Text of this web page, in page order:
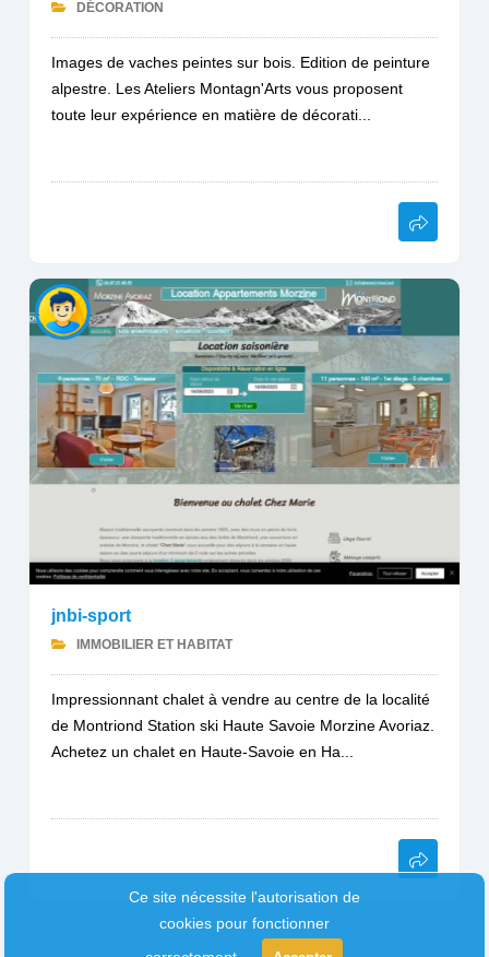
DÉCORATION
Images de vaches peintes sur bois. Edition de peinture
alpestre. Les Ateliers Montagn'Arts vous proposent
toute leur expérience en matière de décorati...
jnbi-sport
IMMOBILIER ET HABITAT
Impressionnant chalet à vendre au centre de la localité
de Montriond Station ski Haute Savoie Morzine Avoriaz.
Achetez un chalet en Haute-Savoie en Ha...
Ce site nécessite l'autorisation de
cookies pour fonctionner